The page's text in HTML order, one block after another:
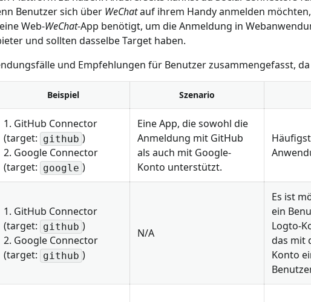
Benutzer sich über WeChatauf ihrem Handy anmelden
Web-WeChat-App benötigt, um die Anmeldung in
und sollten dasselbe Target haben.
und Empfehlungen für Benutzer zusammengefasst, da
Beispiel Szenario
1. GitHub Connector
(target: github )
2. Google Connector
(target: google )
Eine App, die sowohl die
Anmeldung mit GitHub
als auch mit Google-
Konto unterstützt.
1. GitHub Connector
(target: github )
2. Google Connector
(target: github )
N/A
Es ist
ein
Logto-
das mit
Konto